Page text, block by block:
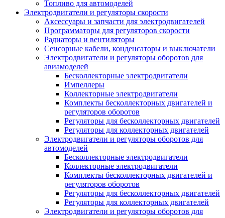
Топливо для автомоделей
Электродвигатели и регуляторы скорости
Аксессуары и запчасти для электродвигателей
Программаторы для регуляторов скорости
Радиаторы и вентиляторы
Сенсорные кабели, конденсаторы и выключатели
Электродвигатели и регуляторы оборотов для
авиамоделей
Бесколлекторные электродвигатели
Импеллеры
Коллекторные электродвигатели
Комплекты бесколлекторных двигателей и
регуляторов оборотов
Регуляторы для бесколлекторных двигателей
Регуляторы для коллекторных двигателей
Электродвигатели и регуляторы оборотов для
автомоделей
Бесколлекторные электродвигатели
Коллекторные электродвигатели
Комплекты бесколлекторных двигателей и
регуляторов оборотов
Регуляторы для бесколлекторных двигателей
Регуляторы для коллекторных двигателей
Электродвигатели и регуляторы оборотов для